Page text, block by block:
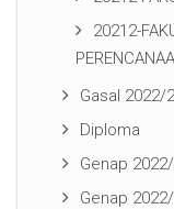
20212-
Gasal 2022/
Diploma
Genap
Genap